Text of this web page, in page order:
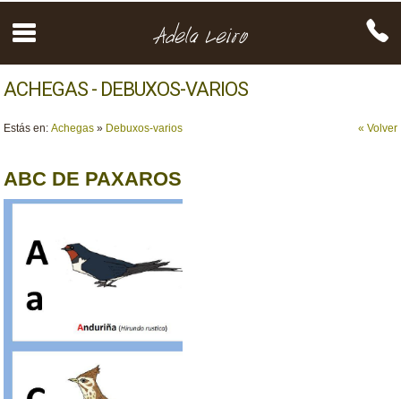
ACHEGAS - DEBUXOS-VARIOS
« Volver
Estás en:Achegas » Debuxos-varios
ABC DE PAXAROS